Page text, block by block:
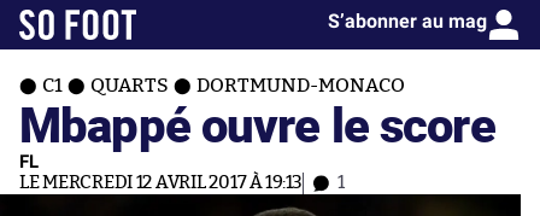
S’abonner au mag
C1 QUARTS DORTMUND-MONACO
Mbappé ouvre le score
FL
LE MERCREDI 12 AVRIL 2017 À 19:13 1